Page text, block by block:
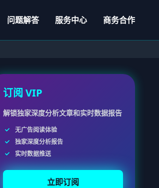
问题解答 服务中心 商务合作
订阅 VIP
解锁独家深度分析文章和实时数据报告
无广告阅读体验
独家深度分析报告
实时数据推送
立即订阅